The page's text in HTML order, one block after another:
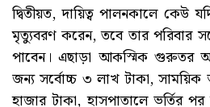
দ্বিতীয়ত, দায়িত্ব পালনকালে কেউ
মৃত্যুবরণ করেন, তবে তার পরিবার
পাবেন। এছাড়া আকস্মিক গুরুতর
জন্য সর্বোচ্চ ৩ লাখ টাকা,
হাজার টাকা, হাসপাতালে ভর্তির পর